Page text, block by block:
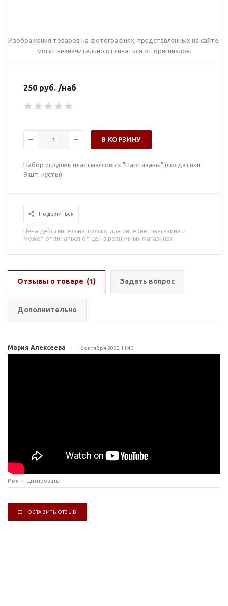
Изображения товаров на фотографиях, представленных на сайте,
могут незначительно отличаться от оригиналов.
250 руб. /наб
В КОРЗИНУ
Набор игрушек пластмассовых "Партизаны" (солдатики
8 шт, кусты)
Поделиться
Цена действительна только для интернет-магазина и
может отличаться от цен в розничных магазинах
Отзывы о товаре (1) Задать вопрос
Дополнительно
Мария Алексеева 6 октября 2022 11:43
Имя Цитировать
ОСТАВИТЬ ОТЗЫВ